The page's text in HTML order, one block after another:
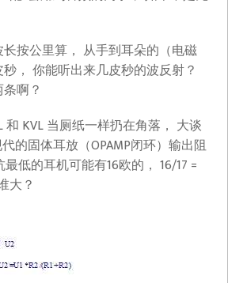
按公里算， 从手到耳朵的（电磁
， 你能听出来几皮秒的波反射？
啊？
和 KVL 当厕纸一样扔在角落， 大谈
的固体耳放（OPAMP闭环）输出阻
低的耳机可能有16欧的， 16/17 =
大？